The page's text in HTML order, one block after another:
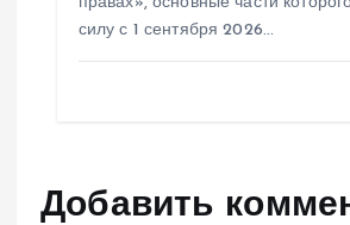
силу с 1 сентября 2026…
Добавить